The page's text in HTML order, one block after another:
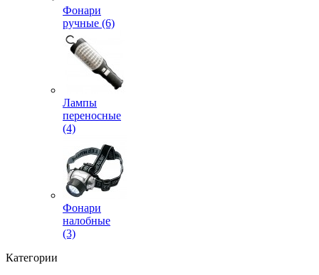
Фонари
ручные (6)
Лампы
переносные
(4)
Фонари
налобные
(3)
Категории